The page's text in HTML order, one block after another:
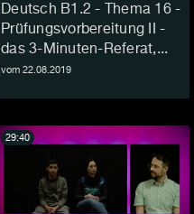
Deutsch B1.2 - Thema 16 -
Prüfungsvorbereitung II -
das 3-Minuten-Referat,...
vom 22.08.2019
29:40